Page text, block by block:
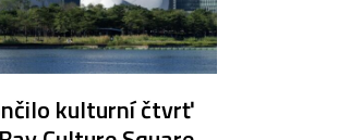
kulturní čtvrť